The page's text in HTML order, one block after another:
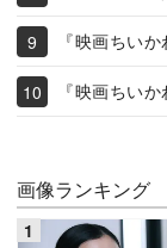
『映画ちい
『映画ちい
画像ランキング